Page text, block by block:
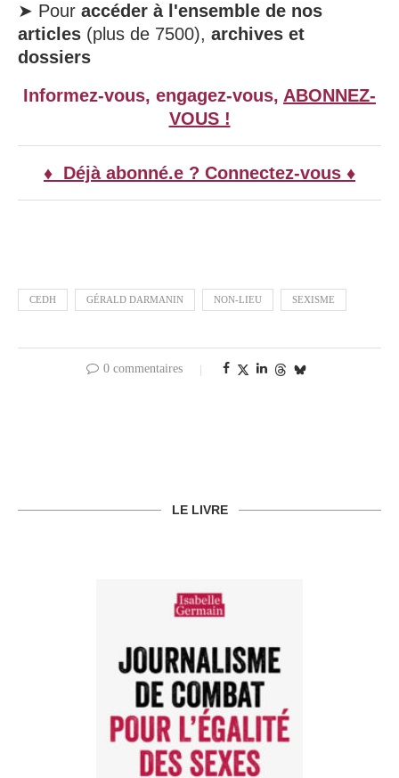
➤ Pour accéder à l'ensemble de nos
articles (plus de 7500), archives et
dossiers
Informez-vous, engagez-vous, ABONNEZ-
VOUS !
♦ Déjà abonné.e ? Connectez-vous ♦
CEDH GÉRALD DARMANIN NON-LIEU SEXISME
0 commentaires
LE LIVRE